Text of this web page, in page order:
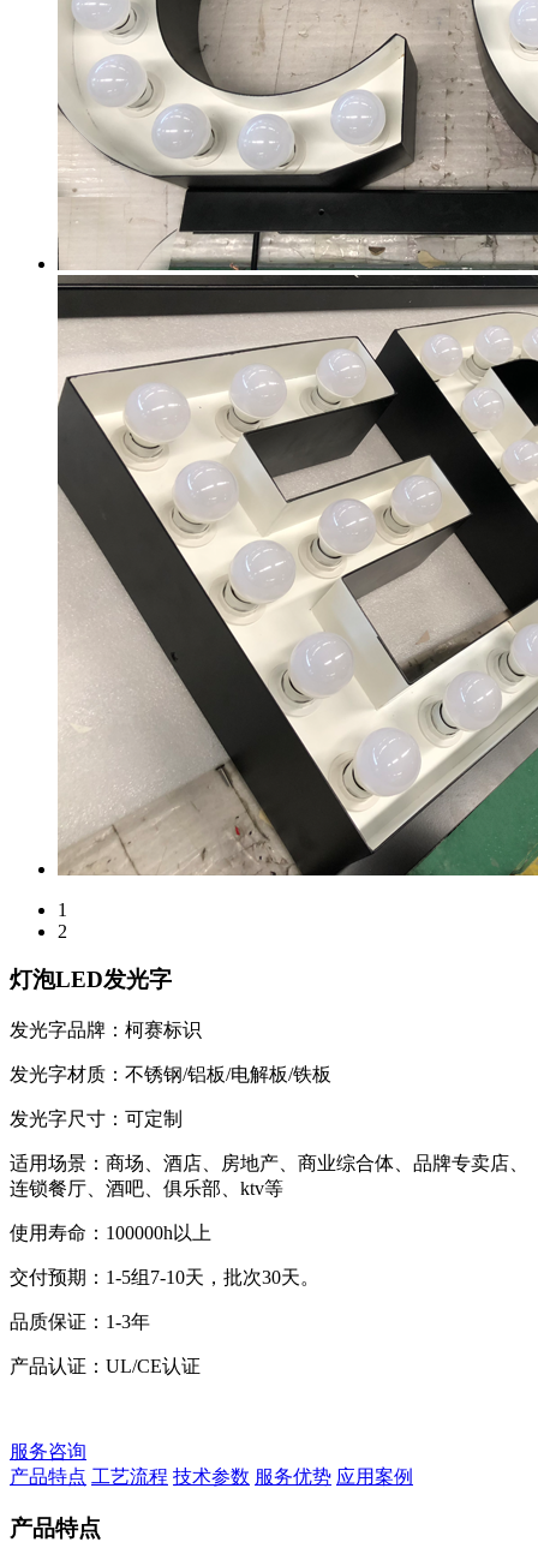
1
2
灯泡LED发光字
发光字品牌：柯赛标识
发光字材质：不锈钢/铝板/电解板/铁板
发光字尺寸：可定制
适用场景：商场、酒店、房地产、商业综合体、品牌专卖店、
连锁餐厅、酒吧、俱乐部、ktv等
使用寿命：100000h以上
交付预期：1-5组7-10天，批次30天。
品质保证：1-3年
产品认证：UL/CE认证
服务咨询
产品特点 工艺流程 技术参数 服务优势 应用案例
产品特点